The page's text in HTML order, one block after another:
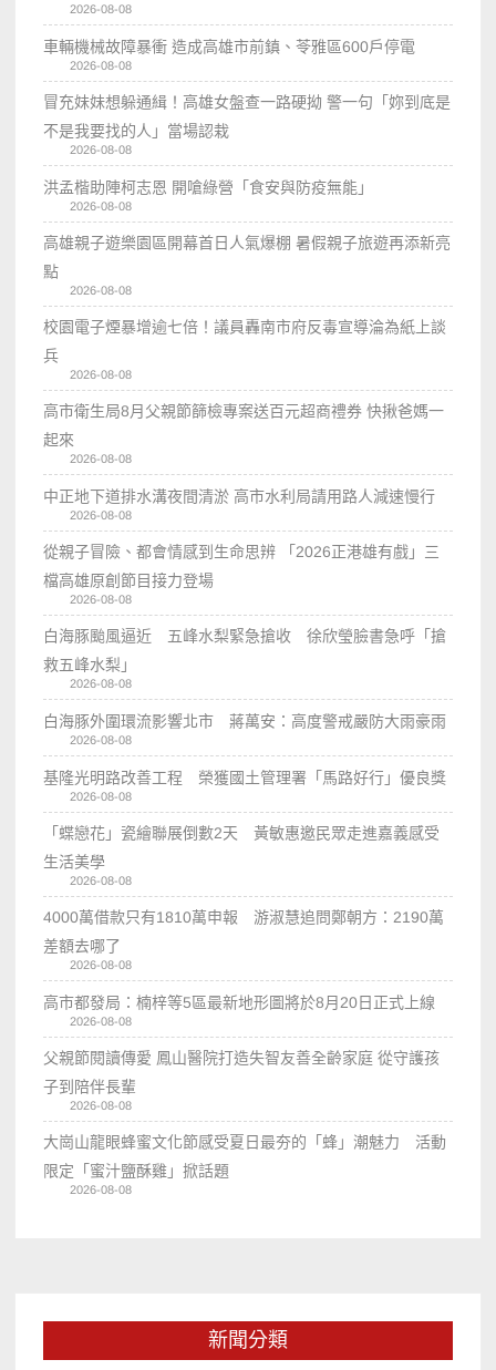
2026-08-08
車輛機械故障暴衝 造成高雄市前鎮、苓雅區600戶停電
2026-08-08
冒充妹妹想躲通緝！高雄女盤查一路硬拗 警一句「妳到底是
不是我要找的人」當場認栽
2026-08-08
洪孟楷助陣柯志恩 開嗆綠營「食安與防疫無能」
2026-08-08
高雄親子遊樂園區開幕首日人氣爆棚 暑假親子旅遊再添新亮
點
2026-08-08
校園電子煙暴增逾七倍！議員轟南市府反毒宣導淪為紙上談
兵
2026-08-08
高市衛生局8月父親節篩檢專案送百元超商禮券 快揪爸媽一
起來
2026-08-08
中正地下道排水溝夜間清淤 高市水利局請用路人減速慢行
2026-08-08
從親子冒險、都會情感到生命思辨 「2026正港雄有戲」三
檔高雄原創節目接力登場
2026-08-08
白海豚颱風逼近 五峰水梨緊急搶收 徐欣瑩臉書急呼「搶
救五峰水梨」
2026-08-08
白海豚外圍環流影響北市 蔣萬安：高度警戒嚴防大雨豪雨
2026-08-08
基隆光明路改善工程 榮獲國土管理署「馬路好行」優良獎
2026-08-08
「蝶戀花」瓷繪聯展倒數2天 黃敏惠邀民眾走進嘉義感受
生活美學
2026-08-08
4000萬借款只有1810萬申報 游淑慧追問鄭朝方：2190萬
差額去哪了
2026-08-08
高市都發局：楠梓等5區最新地形圖將於8月20日正式上線
2026-08-08
父親節閱讀傳愛 鳳山醫院打造失智友善全齡家庭 從守護孩
子到陪伴長輩
2026-08-08
大崗山龍眼蜂蜜文化節感受夏日最夯的「蜂」潮魅力 活動
限定「蜜汁鹽酥雞」掀話題
2026-08-08
新聞分類